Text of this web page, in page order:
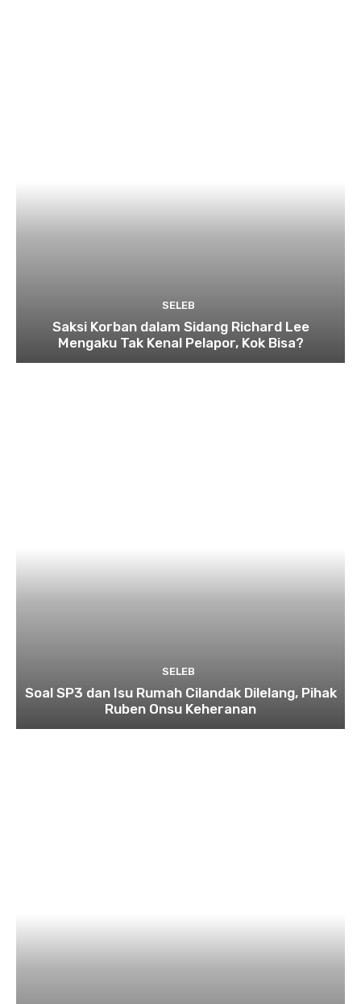
SELEB
Saksi Korban dalam Sidang Richard Lee
Mengaku Tak Kenal Pelapor, Kok Bisa?
SELEB
Soal SP3 dan Isu Rumah Cilandak Dilelang, Pihak
Ruben Onsu Keheranan